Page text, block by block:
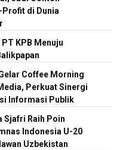
Profit di Dunia
KPB Menuju
Coffee Morning
Perkuat Sinergi
Informasi Publik
Sjafri Raih Poin
Indonesia U-20
Uzbekistan